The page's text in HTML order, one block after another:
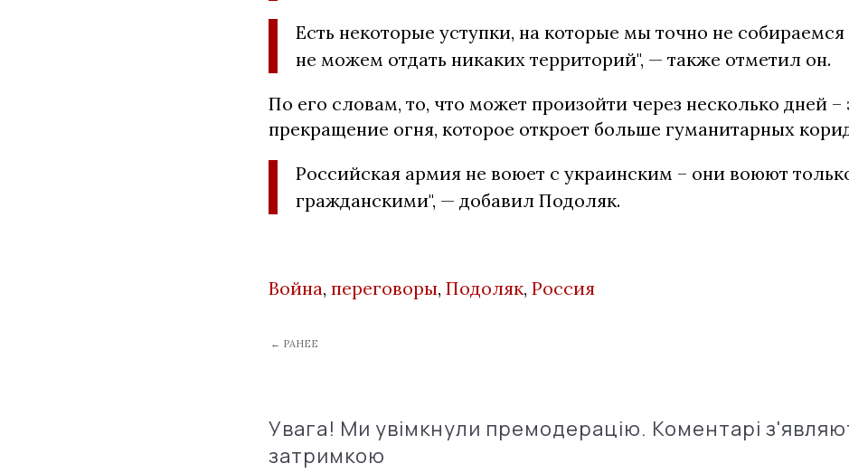
Есть некоторые уступки, на которые мы точно не
не можем отдать никаких территорий", — также отметил он.
По его словам, то, что может произойти через несколько дней –
прекращение огня, которое откроет больше гуманитарных
Российская армия не воюет с украинским – они воюют
гражданскими", — добавил Подоляк.
Война, переговоры, Подоляк, Россия
← РАНЕЕ
Увага! Ми увімкнули премодерацію. Коментарі
затримкою